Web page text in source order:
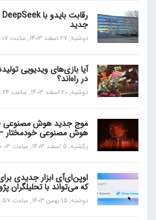
جدید
دوشنبه, 27 اسفند 1403, ساعت 18:07
آیا بازی‌های ویدیویی
در راه‌اند؟
دوشنبه, 20 اسفند 1403, ساعت 18:24
موج جدید هوش مصنوعی
هوش مصنوعی خودمختار
یکشنبه, 5 اسفند 1403, ساعت 20:03
اوپن‌ای‌آی ابزار جدیدی
که می‌تواند با تحلیلگران
دوشنبه, 15 بهمن 1403, ساعت 19:57